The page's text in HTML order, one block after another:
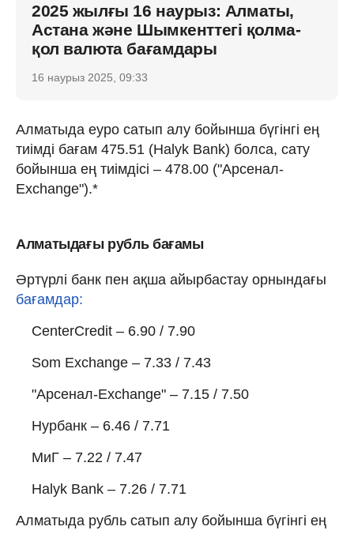
2025 жылғы 16 наурыз: Алматы,
Астана және Шымкенттегі қолма-
қол валюта бағамдары
16 наурыз 2025, 09:33
Алматыда еуро сатып алу бойынша бүгінгі ең
тиімді бағам 475.51 (Halyk Bank) болса, сату
бойынша ең тиімдісі – 478.00 ("Арсенал-
Exchange").*
Алматыдағы рубль бағамы
Әртүрлі банк пен ақша айырбастау орнындағы
бағамдар:
CenterCredit – 6.90 / 7.90
Som Exchange – 7.33 / 7.43
"Арсенал-Exchange" – 7.15 / 7.50
Нурбанк – 6.46 / 7.71
МиГ – 7.22 / 7.47
Halyk Bank – 7.26 / 7.71
Алматыда рубль сатып алу бойынша бүгінгі ең